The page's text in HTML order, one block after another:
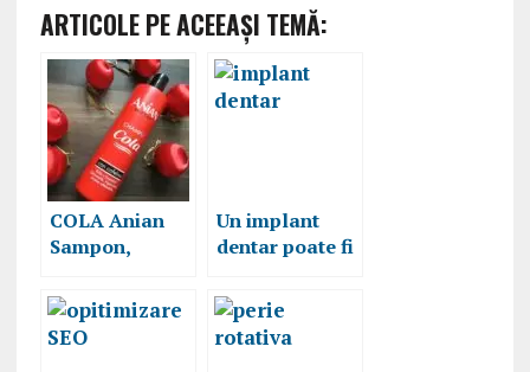
ARTICOLE PE ACEEAŞI TEMĂ:
COLA Anian
Sampon,
stralucitor cu
volum maxim
Un implant
dentar poate fi
rapida spre un
zâmbet
strălucitor și o